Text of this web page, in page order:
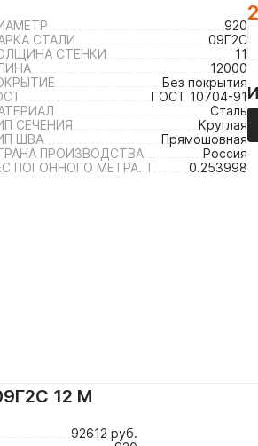
920
СТАЛИ
09Г2С
СТЕНКИ
11
12000
Без покрытия
ГОСТ 10704-91
Сталь
СЕЧЕНИЯ
Круглая
ШВА
Прямошовная
ПРОИЗВОДСТВА
Россия
ПОГОННОГО МЕТРА. Т
0.253998
12 М
92612 руб.